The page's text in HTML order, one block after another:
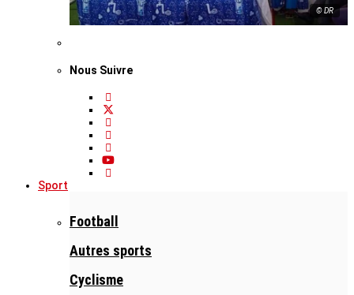
© DR
Nous Suivre
Sport
Football
Autres sports
Cyclisme